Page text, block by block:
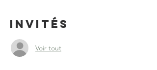
Invités
Voir tout